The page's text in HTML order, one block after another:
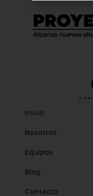
Inicio
Nosotros
Equipos
Blog
Contacto